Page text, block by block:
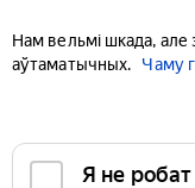
Нам вельмі шкада,
аўтаматычных.
Чаму
Я не робат